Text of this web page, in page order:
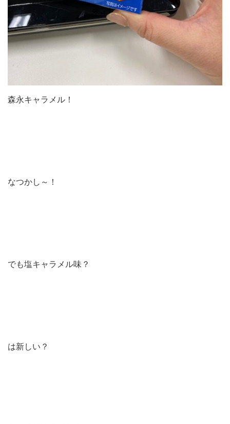
森永キャラメル！
なつかし～！
でも塩キャラメル味？
は新しい？